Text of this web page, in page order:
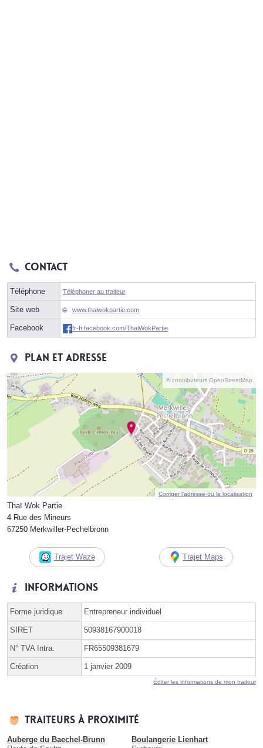
Contact
Téléphone Téléphoner au traiteur
Site web www.thaiwokpartie.com
Facebook fr-fr.facebook.com/ThaiWokPartie
Plan et adresse
© contributeurs OpenStreetMap
Corriger l’adresse ou la localisation
Thaï Wok Partie
4 Rue des Mineurs
67250 Merkwiller-Pechelbronn
Trajet Waze Trajet Maps
Informations
Forme juridique Entrepreneur individuel
SIRET 50938167900018
N° TVA Intra. FR65509381679
Création 1 janvier 2009
Éditer les informations de mon traiteur
Traiteurs à proximité
Auberge du Baechel-Brunn
Boulangerie Lienhart